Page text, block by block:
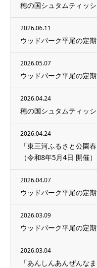
穂の国シュタムティッ
2026.06.11
ウッドパーク平尾の定
2026.05.07
ウッドパーク平尾の定
2026.04.24
穂の国シュタムティッ
2026.04.24
「東三河ふるさと公園
（令和8年5月4日 開催）
2026.04.07
ウッドパーク平尾の定
2026.03.09
ウッドパーク平尾の定
2026.03.04
「あんしんあんぜんな